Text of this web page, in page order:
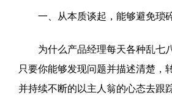
一、从本质谈起，能够避免琐
为什么产品经理每天各种乱七八
只要你能够发现问题并描述清楚，
并持续不断的以主人翁的心态去跟